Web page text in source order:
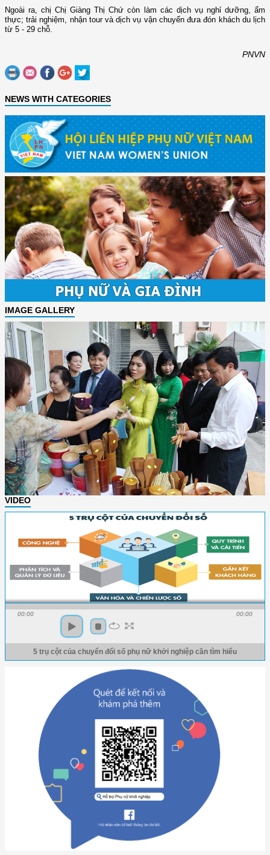
Ngoài ra, chị Chị Giàng Thị Chứ còn làm các dịch vụ nghỉ dưỡng, ẩm
thực; trải nghiệm, nhận tour và dịch vụ vận chuyển đưa đón khách du lịch
từ 5 - 29 chỗ.
PNVN
NEWS WITH CATEGORIES
IMAGE GALLERY
VIDEO
00:00 00:00
5 trụ cột của chuyển đổi số phụ nữ khởi nghiệp cần tìm hiểu